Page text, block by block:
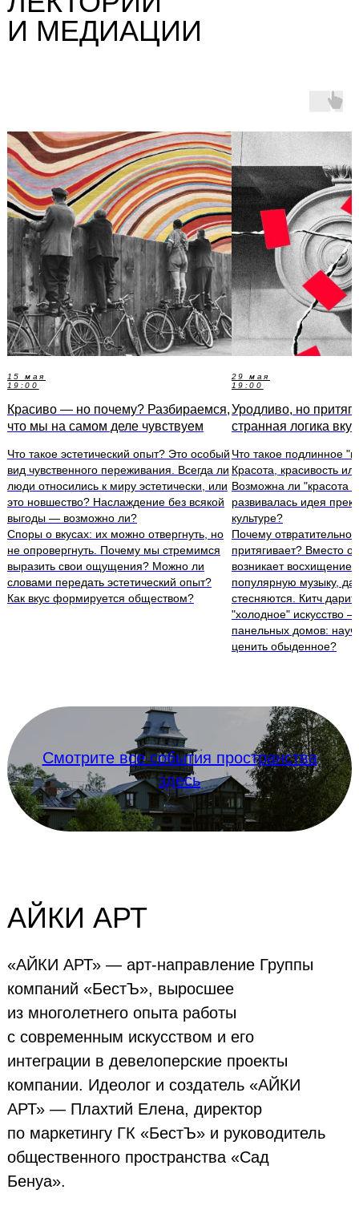
И МЕДИАЦИИ
15 мая
19:00
Красиво — но почему? Разбираемся,
что мы на самом деле чувствуем
Что такое эстетический опыт? Это особый
вид чувственного переживания. Всегда ли
люди относились к миру эстетически, или
это новшество? Наслаждение без всякой
выгоды — возможно ли?
Споры о вкусах: их можно отвергнуть, но
не опровергнуть. Почему мы стремимся
выразить свои ощущения? Можно ли
словами передать эстетический опыт?
Как вкус формируется обществом?
29 мая
19:00
Уродливо, но
странная логика
Что такое подлинное
Красота, красивость
Возможна ли "красота
развивалась идея
культуре?
Почему
притягивает? Вместо
возникает
популярную музыку,
стесняются. Китч
"холодное" искусство
панельных домов:
ценить обыденное?
Смотрите все события пространства
здесь
АЙКИ АРТ
«АЙКИ АРТ» — арт-направление Группы
компаний «БестЪ», выросшее
из многолетнего опыта работы
с современным искусством и его
интеграции в девелоперские проекты
компании. Идеолог и создатель «АЙКИ
АРТ» — Плахтий Елена, директор
по маркетингу ГК «БестЪ» и руководитель
общественного пространства «Сад
Бенуа».